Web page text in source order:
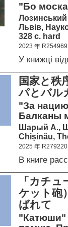
"Бо
Львів,
328 c. hard
2023 年 R254969
У книжці
国家と秩
パとバル
"За
Балканы
Шарый А.,
Chișinău,
2025 年 R279220
В книге
「カチ
ケット砲
ばれて
"Катюши"